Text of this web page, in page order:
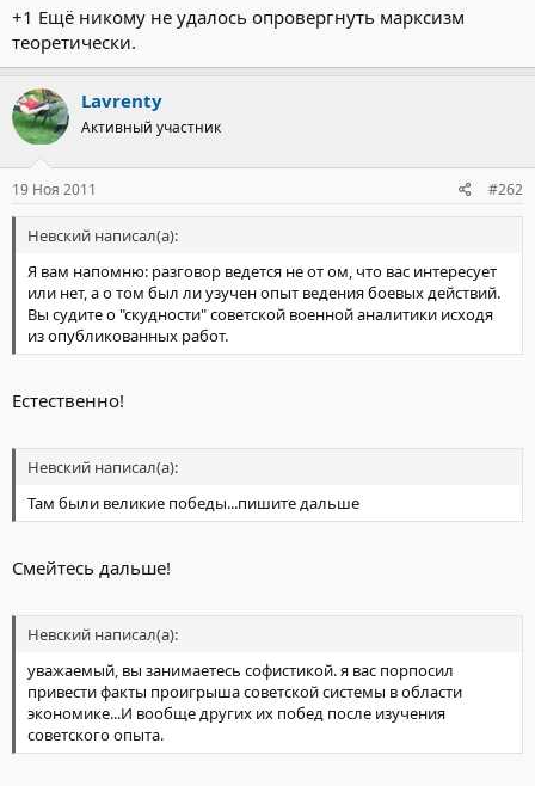
советского опыта.
+1 Ещё никому не удалось опровергнуть марксизм
теоретически.
Lavrenty
Активный участник
19 Ноя 2011 #262
Невский написал(а):
Я вам напомню: разговор ведется не от ом, что вас интересует
или нет, а о том был ли узучен опыт ведения боевых действий.
Вы судите о "скудности" советской военной аналитики исходя
из опубликованных работ.
Естественно!
Невский написал(а):
Там были великие победы...пишите дальше
Смейтесь дальше!
Невский написал(а):
уважаемый, вы занимаетесь софистикой. я вас порпосил
привести факты проигрыша советской системы в области
экономике...И вообще других их побед после изучения
советского опыта.